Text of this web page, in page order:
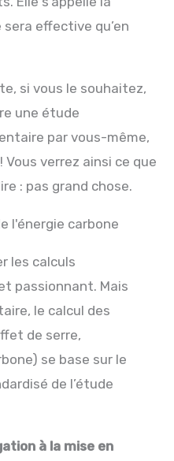
effective qu’en
si vous le souhaitez,
une étude
par vous-même,
verrez ainsi ce que
: pas grand chose.
les calculs
passionnant. Mais
le calcul des
de serre,
se base sur le
de l’étude
à la mise en